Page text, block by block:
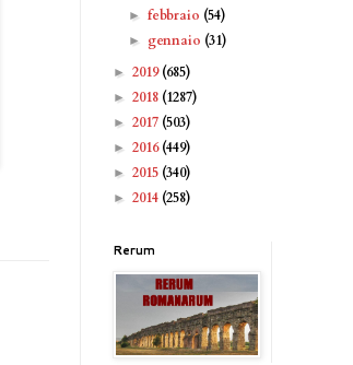
►febbraio (54)
► gennaio (31)
► 2019(685)
► 2018 (1287)
► 2017 (503)
► 2016(449)
► 2015 (340)
► 2014 (258)
Rerum